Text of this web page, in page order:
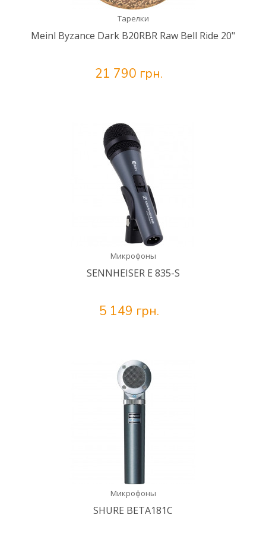
Тарелки
Meinl Byzance Dark B20RBR Raw Bell Ride 20"
21 790 грн.
Микрофоны
SENNHEISER E 835-S
5 149 грн.
Микрофоны
SHURE BETA181C